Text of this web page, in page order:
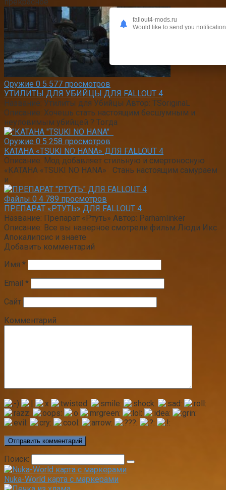
Оружие 0 5 577 просмотров
УТИЛИТЫ ДЛЯ УБИЙЦЫ ДЛЯ FALLOUT 4
Название: Утилиты для Убийцы Автор: TSoriginaL
Описание: Хочешь стать настоящим бесшумным и
неуловимым убийцей ? Тогда
Оружие 0 5 258 просмотров
КАТАНА «TSUKI NO HANA» ДЛЯ FALLOUT 4
Описание: Мод добавляет стильную и смертоносную
«КАТАНА «TSUKI NO HANA» Стань настоящим самураем
и
Файлы 0 4 789 просмотров
ПРЕПАРАТ «РТУТЬ» ДЛЯ FALLOUT 4
Название: Препарат «Ртуть» Автор: Parhamlinker
Описание: Все вы наверное смотрели фильм Люди Икс
Апокалипсис и знаете
Добавить комментарий
Имя *
Email *
Сайт
Комментарий
Поиск:
Nuka-World карта с маркерами
fallout4-mods.ru
Would like to send you